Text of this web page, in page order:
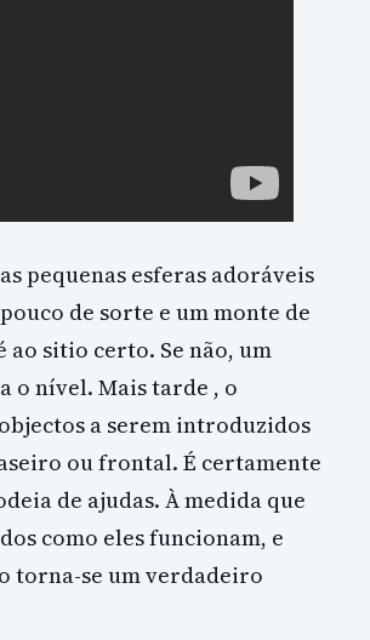
pequenas esferas adoráveis
de sorte e um monte de
sitio certo. Se não, um
o nível. Mais tarde , o
a serem introduzidos
ou frontal. É certamente
de ajudas. À medida que
como eles funcionam, e
torna-se um verdadeiro